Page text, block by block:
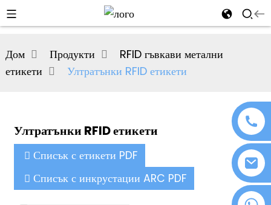
Дом Продукти
RFID гъвкави метални
етикети
Ултратънки RFID етикети
Ултратънки RFID етикети
Списък с етикети PDF
Списък с инкрустации ARC PDF